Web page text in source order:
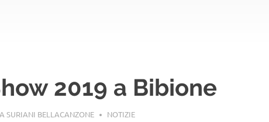
2019 a Bibione
SURIANI BELLACANZONE NOTIZIE